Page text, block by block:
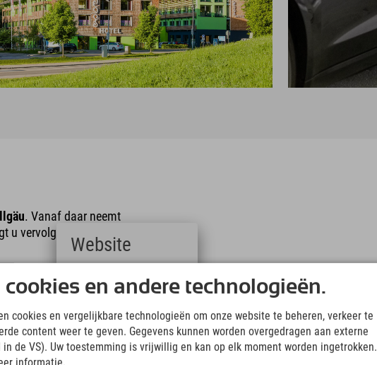
. Vanaf daar neemt
u vervolgens de B19
google.de
en andere technologieën.
cookies en vergelijkbare technologieën om onze website te beheren, verkeer te
content weer te geven. Gegevens kunnen worden overgedragen aan externe
de VS). Uw toestemming is vrijwillig en kan op elk moment worden ingetrokken.
Website
(German)
(English)
Italiano
(Italian)